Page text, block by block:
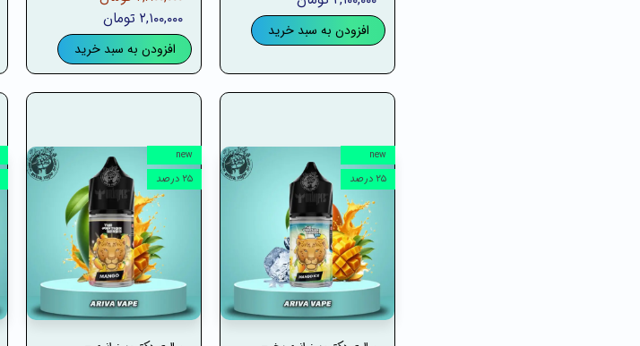
افزودن به سبد خرید
۲,۱۰۰,۰۰۰ تومان
افزودن به سبد خرید
new
۲۵ درصد
new
۲۵ درصد